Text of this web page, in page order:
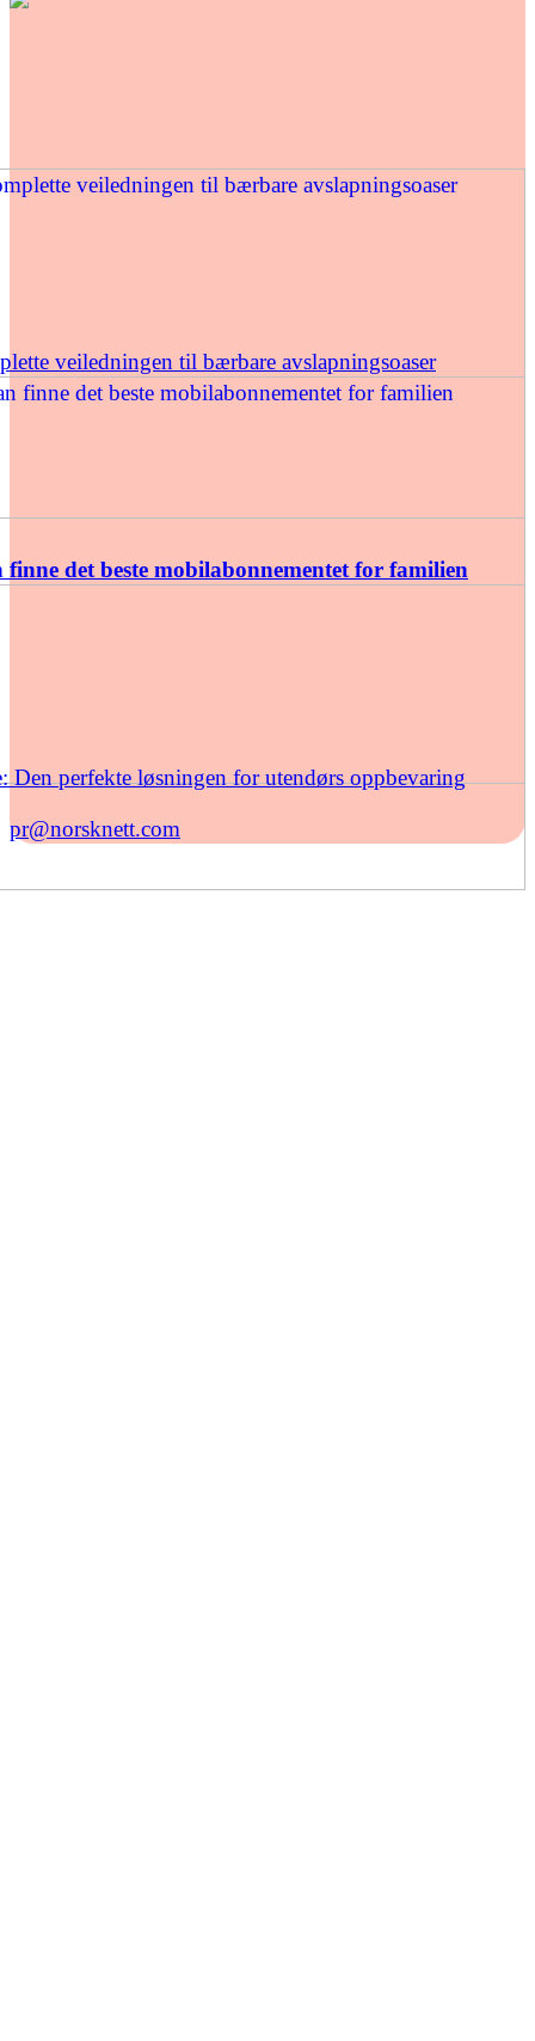
veiledningen til bærbare avslapningsoaser
det beste mobilabonnementet for familien
Den perfekte løsningen for utendørs oppbevaring
pr@norsknett.com